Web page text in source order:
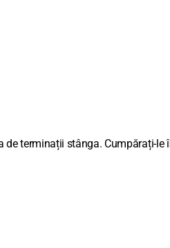
terminații stânga. Cumpărați-le